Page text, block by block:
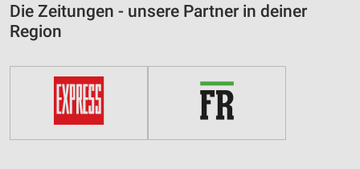
Die Zeitungen - unsere Partner in deiner
Region